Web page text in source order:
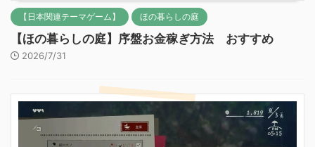
【日本関連テーマゲーム】 ほの暮らしの庭
【ほの暮らしの庭】序盤お金稼ぎ方法 おすすめ
2026/7/31